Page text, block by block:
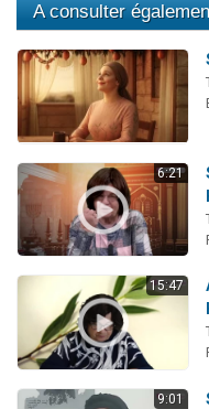
A consulter
6:21
15:47
9:01